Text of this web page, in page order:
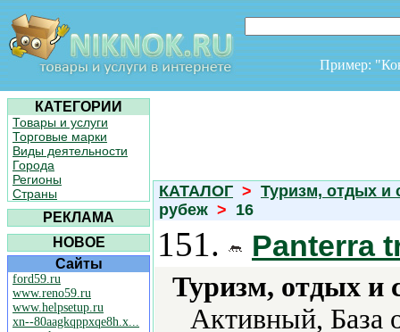
Пример:
КАТЕГОРИИ
Товары и услуги
Торговые марки
Виды деятельности
Города
Регионы
Страны
РЕКЛАМА
НОВОЕ
Сайты
ford59.ru
www.reno59.ru
www.helpsetup.ru
xn--80aagkqppxqe8h.x...
КАТАЛОГ > Туризм, отдых и
рубеж > 16
151. Panterra
Туризм, отдых и
Активный, База